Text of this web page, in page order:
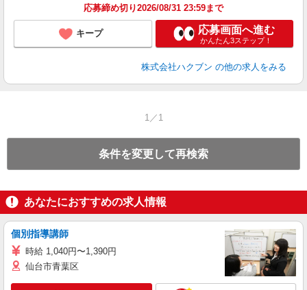
応募締め切り2026/08/31 23:59まで
キープ 応募画面へ進む
かんたん3ステップ！
株式会社ハクブン の他の求人をみる
1／1
条件を変更して再検索
あなたにおすすめの求人情報
個別指導講師
時給 1,040円〜1,390円
仙台市青葉区